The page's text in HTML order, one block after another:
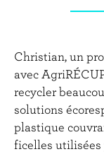
Christian, un
avec
recycler
solutions
plastique
ficelles utilisées